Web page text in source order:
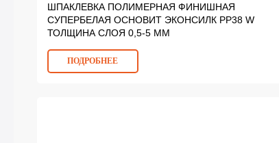
ШПАКЛЕВКА ПОЛИМЕРНАЯ ФИНИШНАЯ
СУПЕРБЕЛАЯ ОСНОВИТ ЭКОНСИЛК PP38 W
ТОЛЩИНА СЛОЯ 0,5-5 ММ
ПОДРОБНЕЕ